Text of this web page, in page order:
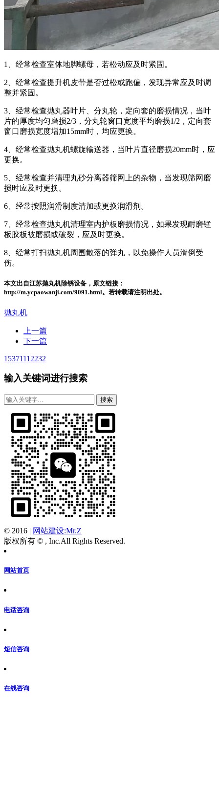
1、经常检查室体地脚螺母，若松动应及时紧固。
2、经常检查提升机皮带是否过松或跑偏，发现异常应及时调
整并紧固。
3、经常检查抛丸器叶片、分丸轮，定向套的磨损情况，当叶
片的厚度均匀磨损2/3，分丸轮窗口宽度平均磨损1/2，定向套
窗口磨损宽度增加15mm时，均应更换。
4、经常检查抛丸机螺旋输送器，当叶片直径磨损20mm时，应
更换。
5、经常检查并清理丸砂分离器筛网上的杂物，当发现筛网磨
损时应及时更换。
6、经常按照润滑制度清加或更换润滑剂。
7、经常检查抛丸机清理室内护板磨损情况，如果发现耐磨锰
板胶板被磨损或破裂，应及时更换。
8、经常打扫抛丸机周围散落的弹丸，以免操作人员滑倒受
伤。
本文出自江苏抛丸机除锈设备，原文链接：
http://m.ycpaowanji.com/9091.html。若转载请注明出处。
抛丸机
上一篇
下一篇
15371112232
输入关键词进行搜索
© 2016 | 网站建设:Mr.Z
版权所有 © , Inc.All Rights Reserved.
网站首页
电话咨询
短信咨询
在线咨询